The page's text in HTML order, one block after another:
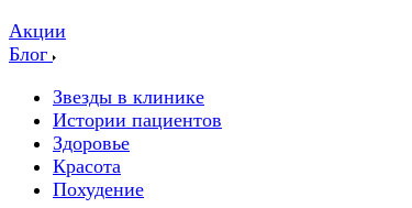
Акции
Блог
Звезды в клинике
Истории пациентов
Здоровье
Красота
Похудение